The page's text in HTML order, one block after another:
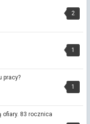
artystyczny czy
🤨🤣
temu
2
1
1
pracy?
ofiary. 83 rocznica